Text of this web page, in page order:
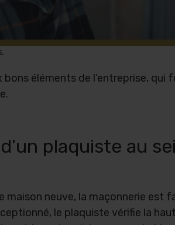
éléments de l’entreprise,
plaquiste au
neuve, la maçonnerie est
le plaquiste vérifie la